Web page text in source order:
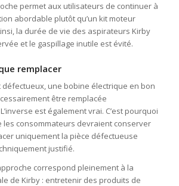
permet aux utilisateurs de continuer à
abordable plutôt qu’un kit moteur
la durée de vie des aspirateurs Kirby
et le gaspillage inutile est évité.
remplacer
défectueux, une bobine électrique en bon
être remplacée
est également vrai. C’est pourquoi
les consommateurs devraient conserver
uniquement la pièce défectueuse
justifié.
correspond pleinement à la
de Kirby : entretenir des produits de